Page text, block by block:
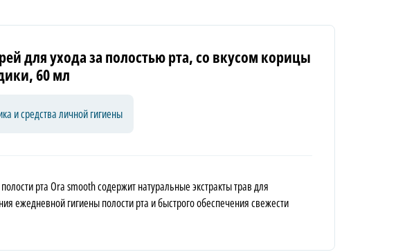
для ухода за полостью рта, со вкусом корицы
60 мл
и средства личной гигиены
рта Ora smooth содержит натуральные экстракты трав для
ежедневной гигиены полости рта и быстрого обеспечения свежести